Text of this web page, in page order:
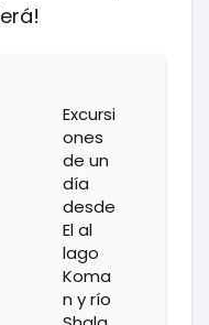
Excursi
ones
de un
día
desde
El al
lago
Koma
n y río